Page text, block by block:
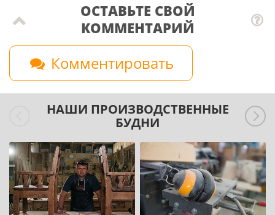
ОСТАВЬТЕ СВОЙ
КОММЕНТАРИЙ
Комментировать
НАШИ ПРОИЗВОДСТВЕННЫЕ
БУДНИ